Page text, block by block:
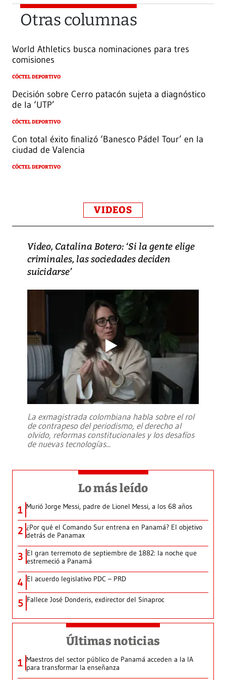
Otras columnas
World Athletics busca nominaciones para tres
comisiones
CÓCTEL DEPORTIVO
Decisión sobre Cerro patacón sujeta a diagnóstico
de la ‘UTP’
CÓCTEL DEPORTIVO
Con total éxito finalizó ‘Banesco Pádel Tour’ en la
ciudad de Valencia
CÓCTEL DEPORTIVO
VIDEOS
Video, Catalina Botero: ‘Si la gente elige
criminales, las sociedades deciden
suicidarse’
La exmagistrada colombiana habla sobre el rol
de contrapeso del periodismo, el derecho al
olvido, reformas constitucionales y los desafíos
de nuevas tecnologías...
Lo más leído
1 Murió Jorge Messi, padre de Lionel Messi, a los 68 años
2 ¿Por qué el Comando Sur entrena en Panamá? El objetivo
detrás de Panamax
3 El gran terremoto de septiembre de 1882: la noche que
estremeció a Panamá
4 El acuerdo legislativo PDC – PRD
5 Fallece José Donderis, exdirector del Sinaproc
Últimas noticias
1 Maestros del sector público de Panamá acceden a la IA
para transformar la enseñanza